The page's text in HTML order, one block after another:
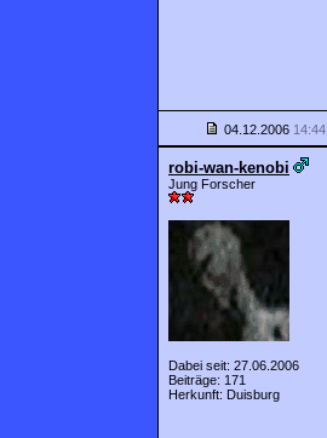
04.12.2006 14:44
robi-wan-kenobi
Jung Forscher
Dabei seit: 27.06.2006
Beiträge: 171
Herkunft: Duisburg